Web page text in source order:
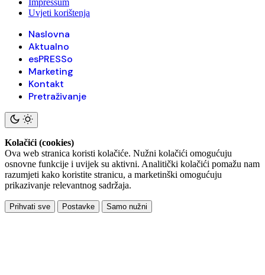
Uvjeti korištenja
Naslovna
Aktualno
esPRESSo
Marketing
Kontakt
Pretraživanje
Kolačići (cookies)
Ova web stranica koristi kolačiće. Nužni kolačići omogućuju
osnovne funkcije i uvijek su aktivni. Analitički kolačići pomažu nam
razumjeti kako koristite stranicu, a marketinški omogućuju
prikazivanje relevantnog sadržaja.
Prihvati sve Postavke Samo nužni